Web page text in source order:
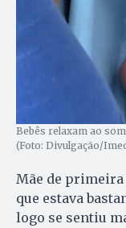
Bebês relaxam ao
(Foto: Divulgação/
Mãe de primeira
que estava
logo se sentiu